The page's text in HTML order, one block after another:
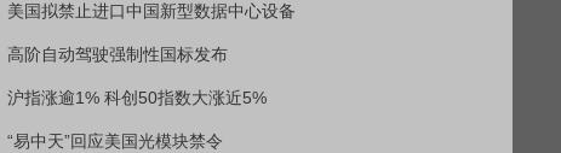
美国拟禁止进口中国新型数据中心设备
高阶自动驾驶强制性国标发布
沪指涨逾1% 科创50指数大涨近5%
“易中天”回应美国光模块禁令